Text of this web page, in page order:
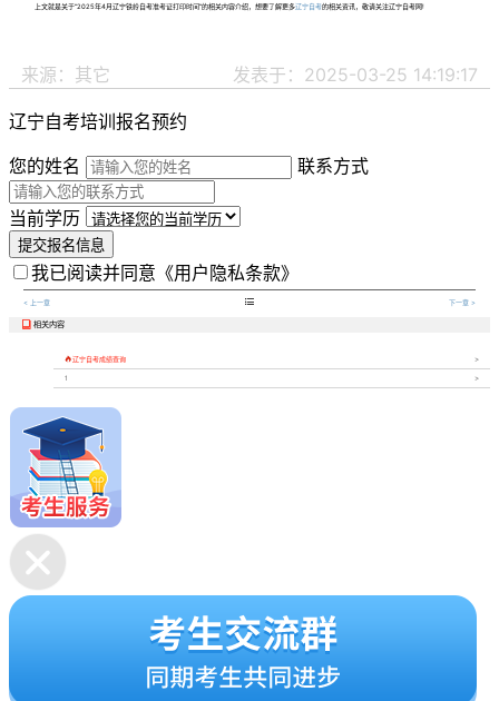
上文就是关于“2025年4月辽宁铁岭自考准考证打印时间”的相关内容介绍，想要了解更多辽宁自考的相关资讯，敬请关注辽宁自考网!
来源：其它 发表于：2025-03-25 14:19:17
辽宁自考培训报名预约
您的姓名
联系方式
当前学历
提交报名信息
我已阅读并同意 《用户隐私条款》
< 上一章  下一章 >
 相关内容
辽宁自考成绩查询
1